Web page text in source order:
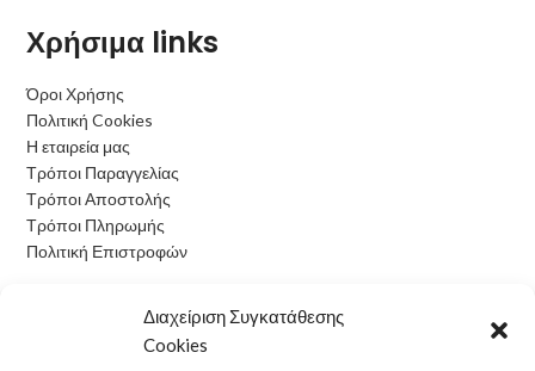
Διαχείριση Συγκατάθεσης
Cookies
Χρήσιμα links
Όροι Χρήσης
Πολιτική Cookies
Η εταιρεία μας
Τρόποι Παραγγελίας
Τρόποι Αποστολής
Τρόποι Πληρωμής
Πολιτική Επιστροφών
Ωράριο Λειτουργίας
Δευτέρα: 09:00 - 15:00